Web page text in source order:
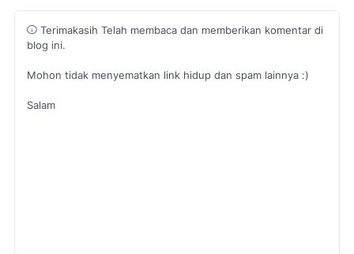
Terimakasih Telah membaca dan memberikan komentar di
blog ini.
Mohon tidak menyematkan link hidup dan spam lainnya :)
Salam